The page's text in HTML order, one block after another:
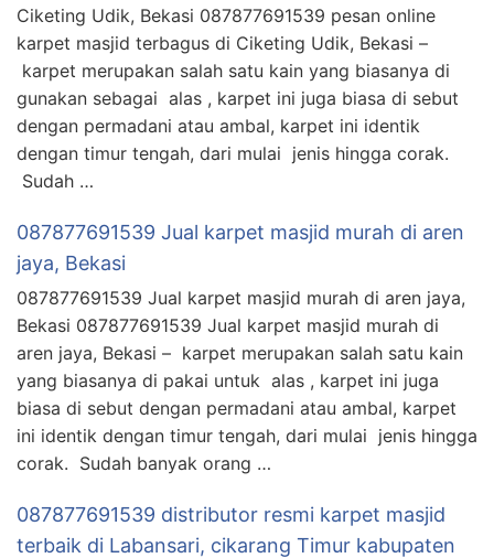
Ciketing Udik, Bekasi 087877691539 pesan online
karpet masjid terbagus di Ciketing Udik, Bekasi –
karpet merupakan salah satu kain yang biasanya di
gunakan sebagai alas , karpet ini juga biasa di sebut
dengan permadani atau ambal, karpet ini identik
dengan timur tengah, dari mulai jenis hingga corak.
Sudah …
087877691539 Jual karpet masjid murah di aren
jaya, Bekasi
087877691539 Jual karpet masjid murah di aren jaya,
Bekasi 087877691539 Jual karpet masjid murah di
aren jaya, Bekasi – karpet merupakan salah satu kain
yang biasanya di pakai untuk alas , karpet ini juga
biasa di sebut dengan permadani atau ambal, karpet
ini identik dengan timur tengah, dari mulai jenis hingga
corak. Sudah banyak orang …
087877691539 distributor resmi karpet masjid
terbaik di Labansari, cikarang Timur kabupaten